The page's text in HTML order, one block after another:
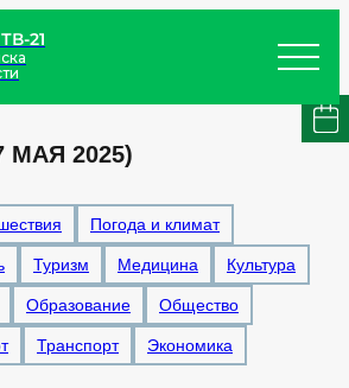
21
МАЯ 2025)
Погода и климат
Туризм Медицина Культура
Образование Общество
Транспорт Экономика